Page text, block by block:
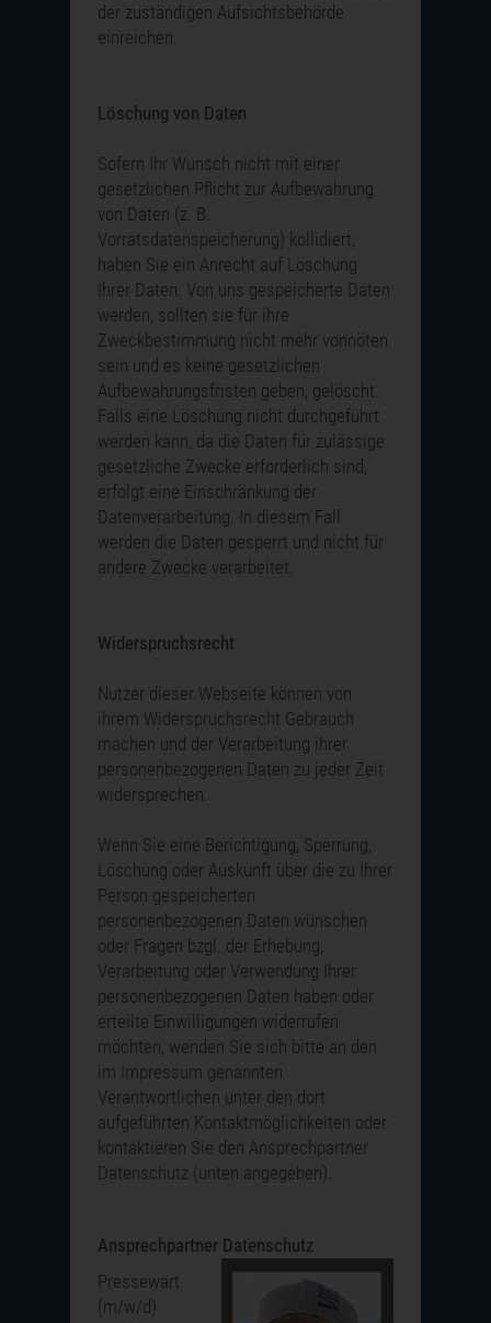
der zuständigen Aufsichtsbehörde
einreichen.
Löschung von Daten
Sofern Ihr Wunsch nicht mit einer
gesetzlichen Pflicht zur Aufbewahrung
von Daten (z. B.
Vorratsdatenspeicherung) kollidiert,
haben Sie ein Anrecht auf Löschung
Ihrer Daten. Von uns gespeicherte Daten
werden, sollten sie für ihre
Zweckbestimmung nicht mehr vonnöten
sein und es keine gesetzlichen
Aufbewahrungsfristen geben, gelöscht.
Falls eine Löschung nicht durchgeführt
werden kann, da die Daten für zulässige
gesetzliche Zwecke erforderlich sind,
erfolgt eine Einschränkung der
Datenverarbeitung. In diesem Fall
werden die Daten gesperrt und nicht für
andere Zwecke verarbeitet.
Widerspruchsrecht
Nutzer dieser Webseite können von
ihrem Widerspruchsrecht Gebrauch
machen und der Verarbeitung ihrer
personenbezogenen Daten zu jeder Zeit
widersprechen.
Wenn Sie eine Berichtigung, Sperrung,
Löschung oder Auskunft über die zu Ihrer
Person gespeicherten
personenbezogenen Daten wünschen
oder Fragen bzgl. der Erhebung,
Verarbeitung oder Verwendung Ihrer
personenbezogenen Daten haben oder
erteilte Einwilligungen widerrufen
möchten, wenden Sie sich bitte an den
im Impressum genannten
Verantwortlichen unter den dort
aufgeführten Kontaktmöglichkeiten oder
kontaktieren Sie den Ansprechpartner
Datenschutz (unten angegeben).
Ansprechpartner Datenschutz
Pressewart
(m/w/d)